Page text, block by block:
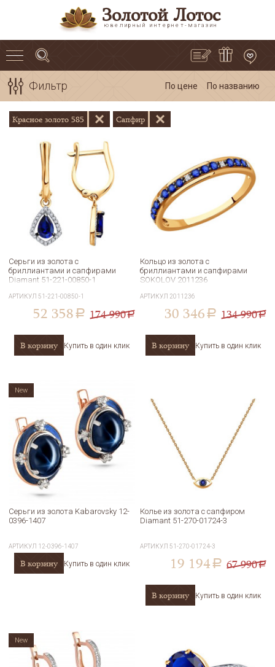
Золотой Лотос
ювелирный интернет-магазин
Фильтр По цене По названию
Красное золото 585 Сапфир
Серьги из золота с
бриллиантами и сапфирами
Diamant 51-221-00850-1
АРТИКУЛ51-221-00850-1
52 358 a 174 990a
В корзину Купить в один клик
Кольцо из золота с
бриллиантами и сапфирами
SOKOLOV 2011236
АРТИКУЛ 2011236
30 346 a 134 990a
В корзину Купить в один клик
Серьги из золота Kabarovsky 12-
0396-1407
АРТИКУЛ 12-0396-1407
В корзину Купить в один клик
New
Колье из золота с сапфиром
Diamant 51-270-01724-3
АРТИКУЛ51-270-01724-3
19 194 a 67 990a
В корзину Купить в один клик
New